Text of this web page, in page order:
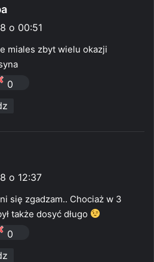
:
o 00:51
miales zbyt wielu okazji
0
o 12:37
się zgadzam.. Chociaż w 3
także dosyć długo
0